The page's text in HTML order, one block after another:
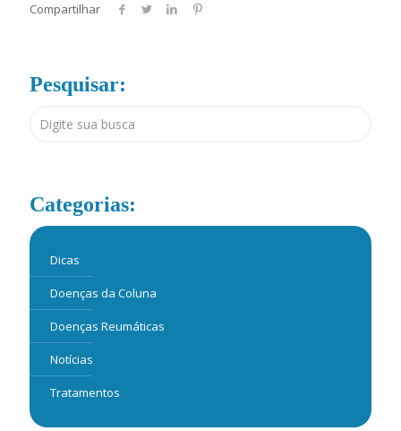
Compartilhar
Pesquisar:
Categorias:
Dicas
Doenças da Coluna
Doenças Reumáticas
Notícias
Tratamentos